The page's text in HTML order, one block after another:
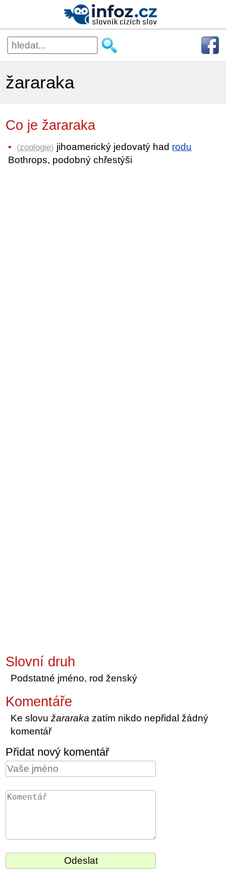
žararaka
Co je žararaka
(zoologie) jihoamerický jedovatý had rodu
Bothrops, podobný chřestýši
Slovní druh
Podstatné jméno, rod ženský
Komentáře
Ke slovužararaka zatím nikdo nepřidal žádný
komentář
Přidat nový komentář